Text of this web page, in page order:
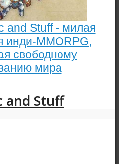
and Stuff - милая
инди-MMORPG,
свободному
мира
and Stuff